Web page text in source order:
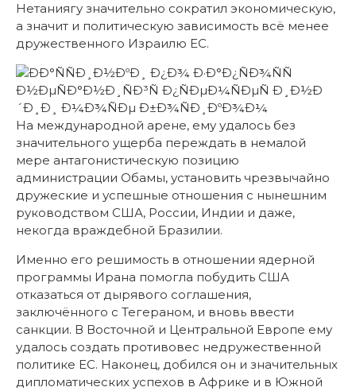
Нетаниягу значительно сократил экономическую,
а значит и политическую зависимость всё менее
дружественного Израилю ЕС.
На международной арене, ему удалось без
значительного ущерба переждать в немалой
мере антагонистическую позицию
администрации Обамы, установить чрезвычайно
дружеские и успешные отношения с нынешним
руководством США, России, Индии и даже,
некогда враждебной Бразилии.
Именно его решимость в отношении ядерной
программы Ирана помогла побудить США
отказаться от дырявого соглашения,
заключённого с Тегераном, и вновь ввести
санкции. В Восточной и Центральной Европе ему
удалось создать противовес недружественной
политике ЕС. Наконец, добился он и значительных
дипломатических успехов в Африке и в Южной